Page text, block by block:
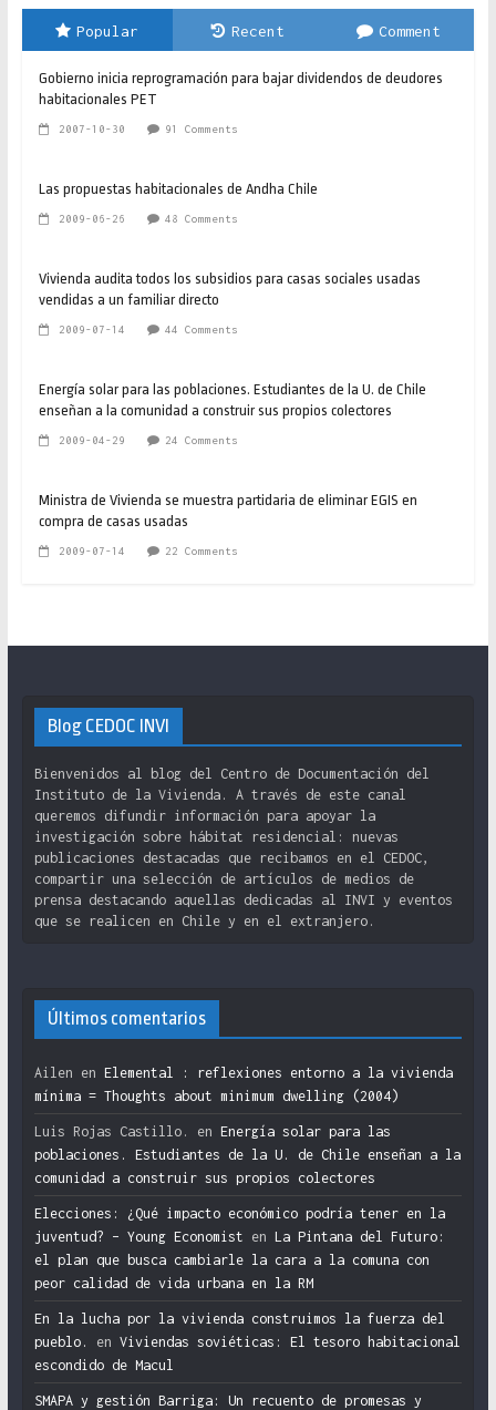
Popular Recent Comment
Gobierno inicia reprogramación para bajar dividendos de deudores
habitacionales PET
2007-10-30 91 Comments
Las propuestas habitacionales de Andha Chile
2009-06-26 48 Comments
Vivienda audita todos los subsidios para casas sociales usadas
vendidas a un familiar directo
2009-07-14 44 Comments
Energía solar para las poblaciones. Estudiantes de la U. de Chile
enseñan a la comunidad a construir sus propios colectores
2009-04-29 24 Comments
Ministra de Vivienda se muestra partidaria de eliminar EGIS en
compra de casas usadas
2009-07-14 22 Comments
Blog CEDOC INVI
Bienvenidos al blog del Centro de Documentación del
Instituto de la Vivienda. A través de este canal
queremos difundir información para apoyar la
investigación sobre hábitat residencial: nuevas
publicaciones destacadas que recibamos en el CEDOC,
compartir una selección de artículos de medios de
prensa destacando aquellas dedicadas al INVI y eventos
que se realicen en Chile y en el extranjero.
Últimos comentarios
Ailen en Elemental : reflexiones entorno a la vivienda
mínima = Thoughts about minimum dwelling (2004)
Luis Rojas Castillo. en Energía solar para las
poblaciones. Estudiantes de la U. de Chile enseñan a la
comunidad a construir sus propios colectores
Elecciones: ¿Qué impacto económico podría tener en la
juventud? – Young Economist en La Pintana del Futuro:
el plan que busca cambiarle la cara a la comuna con
peor calidad de vida urbana en la RM
En la lucha por la vivienda construimos la fuerza del
pueblo.
en Viviendas soviéticas: El tesoro habitacional
escondido de Macul
SMAPA y gestión Barriga: Un recuento de promesas y